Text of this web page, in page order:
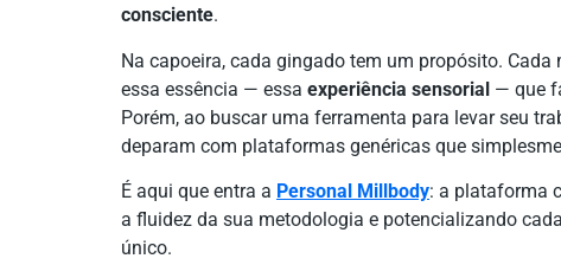
consciente.
Na capoeira, cada gingado tem um propósito.
essa essência — essa experiência sensorial — que
Porém, ao buscar uma ferramenta para levar seu
deparam com plataformas genéricas que
É aqui que entra a Personal Millbody: a plataforma
a fluidez da sua metodologia e potencializando
único.